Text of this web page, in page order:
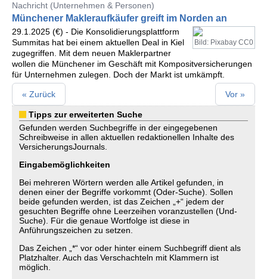
Nachricht (Unternehmen & Personen)
Münchener Makleraufkäufer greift im Norden an
Bild: Pixabay CC0
29.1.2025 (€) - Die Konsolidierungsplattform
Summitas hat bei einem aktuellen Deal in Kiel
zugegriffen. Mit dem neuen Maklerpartner
wollen die Münchener im Geschäft mit Kompositversicherungen
für Unternehmen zulegen. Doch der Markt ist umkämpft.
« Zurück Vor »
Tipps zur erweiterten Suche
Gefunden werden Suchbegriffe in der eingegebenen
Schreibweise in allen aktuellen redaktionellen Inhalte des
VersicherungsJournals.
Eingabemöglichkeiten
Bei mehreren Wörtern werden alle Artikel gefunden, in
denen einer der Begriffe vorkommt (Oder-Suche). Sollen
beide gefunden werden, ist das Zeichen „+“ jedem der
gesuchten Begriffe ohne Leerzeihen voranzustellen (Und-
Suche). Für die genaue Wortfolge ist diese in
Anführungszeichen zu setzen.
Das Zeichen „*“ vor oder hinter einem Suchbegriff dient als
Platzhalter. Auch das Verschachteln mit Klammern ist
möglich.